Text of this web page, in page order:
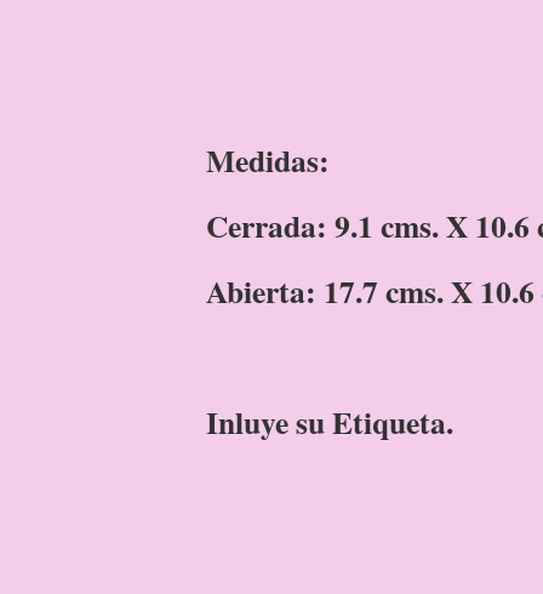
Medidas:
Cerrada: 9.1 cms. X 10.6
Abierta: 17.7 cms. X 10.6
Inluye su Etiqueta.